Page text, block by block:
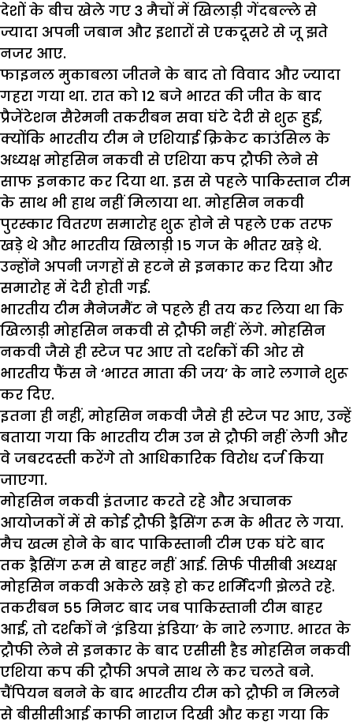
देशों के बीच खेले गए 3 मैचों में खिलाड़ी गेंदबल्ले से
ज्यादा अपनी जबान और इशारों से एकदूसरे से जू झते
नजर आए.
फाइनल मुकाबला जीतने के बाद तो विवाद और ज्यादा
गहरा गया था. रात को 12 बजे भारत की जीत के बाद
प्रैजेंटेशन सैरेमनी तकरीबन सवा घंटे देरी से शुरू हुई,
क्योंकि भारतीय टीम ने एशियाई क्रिकेट काउंसिल के
अध्यक्ष मोहसिन नकवी से एशिया कप ट्रौफी लेने से
साफ इनकार कर दिया था. इस से पहले पाकिस्तान टीम
के साथ भी हाथ नहीं मिलाया था. मोहसिन नकवी
पुरस्कार वितरण समारोह शुरू होने से पहले एक तरफ
खड़े थे और भारतीय खिलाड़ी 15 गज के भीतर खड़े थे.
उन्होंने अपनी जगहों से हटने से इनकार कर दिया और
समारोह में देरी होती गई.
भारतीय टीम मैनेजमैंट ने पहले ही तय कर लिया था कि
खिलाड़ी मोहसिन नकवी से ट्रौफी नहीं लेंगे. मोहसिन
नकवी जैसे ही स्टेज पर आए तो दर्शकों की ओर से
भारतीय फैंस ने ‘भारत माता की जय’ के नारे लगाने शुरू
कर दिए.
इतना ही नहीं, मोहसिन नकवी जैसे ही स्टेज पर आए, उन्हें
बताया गया कि भारतीय टीम उन से ट्रौफी नहीं लेगी और
वे जबरदस्ती करेंगे तो आधिकारिक विरोध दर्ज किया
जाएगा.
मोहसिन नकवी इंतजार करते रहे और अचानक
आयोजकों में से कोई ट्रौफी ड्रैसिंग रूम के भीतर ले गया.
मैच खत्म होने के बाद पाकिस्तानी टीम एक घंटे बाद
तक ड्रैसिंग रूम से बाहर नहीं आई. सिर्फ पीसीबी अध्यक्ष
मोहसिन नकवी अकेले खड़े हो कर शर्मिंदगी झेलते रहे.
तकरीबन 55 मिनट बाद जब पाकिस्तानी टीम बाहर
आई, तो दर्शकों ने ‘इंडिया इंडिया’ के नारे लगाए. भारत के
ट्रौफी लेने से इनकार के बाद एसीसी हैड मोहसिन नकवी
एशिया कप की ट्रौफी अपने साथ ले कर चलते बने.
चैंपियन बनने के बाद भारतीय टीम को ट्रौफी न मिलने
से बीसीसीआई काफी नाराज दिखी और कहा गया कि